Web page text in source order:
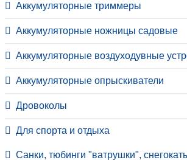
Аккумуляторные триммеры
Аккумуляторные ножницы садовые
Аккумуляторные воздуходувные
Аккумуляторные опрыскиватели
Дровоколы
Для спорта и отдыха
Санки, тюбинги "ватрушки",